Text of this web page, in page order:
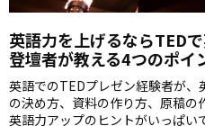
英語力を上げるならTED
登壇者が教える4つのポイ
英語でのTEDプレゼン経験者が
の決め方、資料の作り方、原稿の
英語力アップのヒントがいっぱい